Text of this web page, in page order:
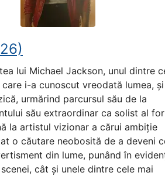
lui Michael Jackson, unul dintre
i-a cunoscut vreodată lumea,
urmărind parcursul său de la
său extraordinar ca solist al
la artistul vizionar a cărui ambiție
o căutare neobosită de a deveni
din lume, punând în
cât și unele dintre cele mai